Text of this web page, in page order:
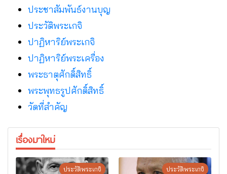
ประชาสัมพันธ์งานบุญ
ประวัติพระเกจิ
ปาฏิหาริย์พระเกจิ
ปาฏิหาริย์พระเครื่อง
พระธาตุศักดิ์สิทธิ์
พระพุทธรูปศักดิ์สิทธิ์
วัดที่สําคัญ
เรื่องมาใหม่
ประวัติพระเกจิ ประวัติพระเกจิ